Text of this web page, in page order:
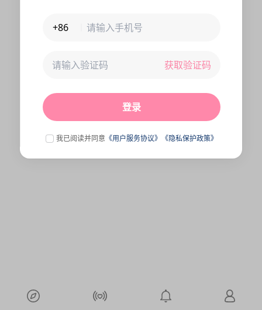
+86
获取验证码
登录
我已阅读并同意 《用户服务协议》 《隐私保护政策》
未连接到服务器,刷新一下试试